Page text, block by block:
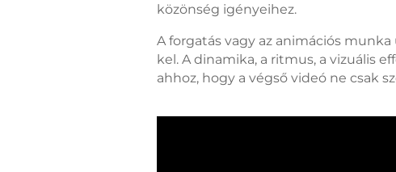
közönség igényeihez.
A forgatás vagy az animációs
kel. A dinamika, a ritmus, a vizuális
ahhoz, hogy a végső videó ne csak